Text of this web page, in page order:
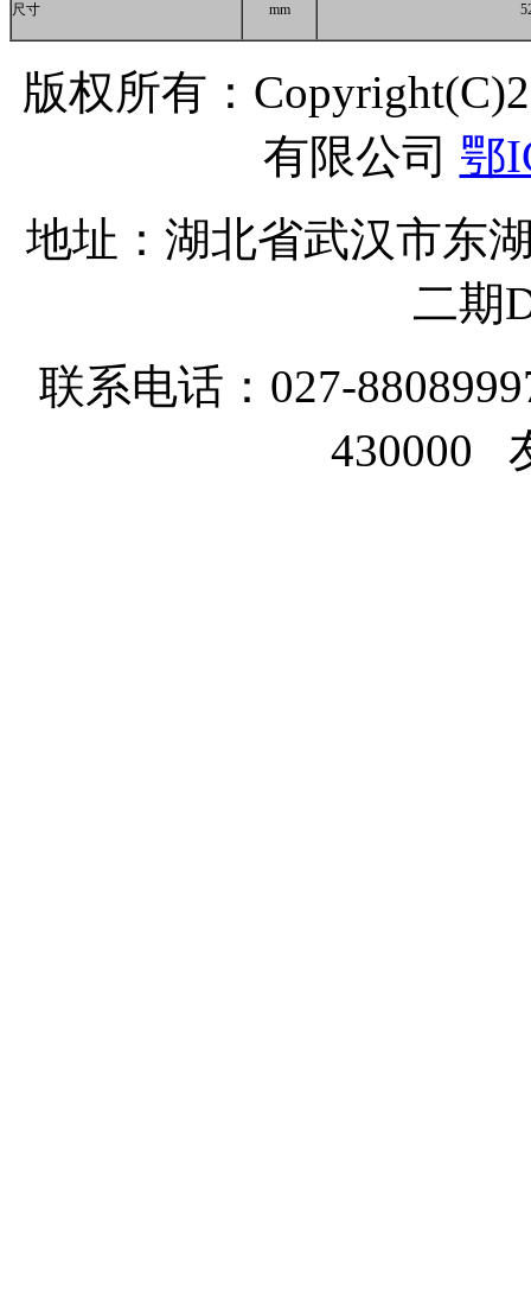
尺寸 mm
版权所有：
有限公司 鄂
地址：湖北省武汉市东
二期
联系电话：027-
430000